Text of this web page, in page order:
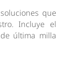
que
Incluye el
última milla